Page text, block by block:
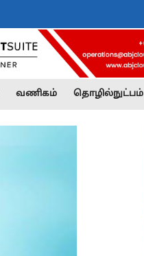
வணிகம் தொழில்நுட்பம்